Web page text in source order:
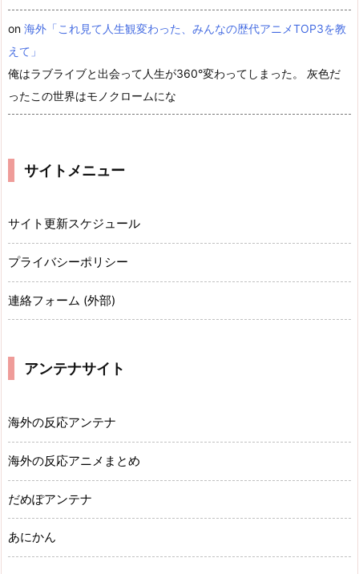
on 海外「これ見て人生観変わった、みんなの歴代アニメTOP3を教
えて」
俺はラブライブと出会って人生が360°変わってしまった。 灰色だ
ったこの世界はモノクロームにな
サイトメニュー
サイト更新スケジュール
プライバシーポリシー
連絡フォーム (外部)
アンテナサイト
海外の反応アンテナ
海外の反応アニメまとめ
だめぽアンテナ
あにかん